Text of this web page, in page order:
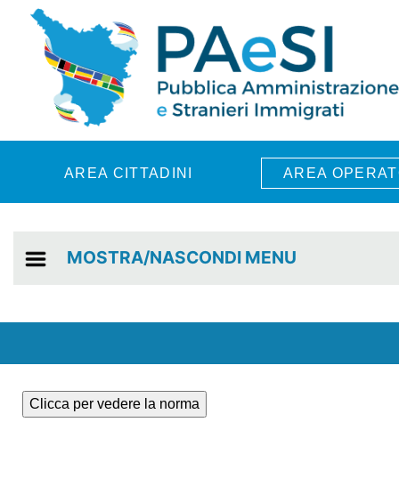
Skip to main content
AREA CITTADINI AREA
MOSTRA/NASCONDI MENU
Clicca per vedere la norma